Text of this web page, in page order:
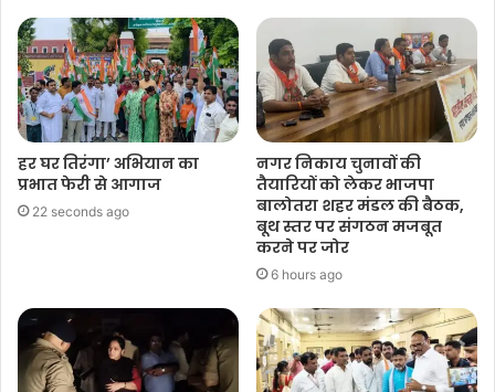
हर घर तिरंगा’ अभियान का
प्रभात फेरी से आगाज
22 seconds ago
नगर निकाय चुनावों की
तैयारियों को लेकर भाजपा
बालोतरा शहर मंडल की बैठक,
बूथ स्तर पर संगठन मजबूत
करने पर जोर
6 hours ago